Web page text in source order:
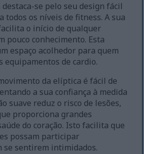
se pelo seu design fácil
todos os níveis de fitness. A sua
o início de qualquer
pouco conhecimento. Esta
espaço acolhedor para quem
equipamentos de cardio.
da elíptica é fácil de
a sua confiança à medida
suave reduz o risco de lesões,
proporciona grandes
do coração. Isto facilita que
possam participar
se sentirem intimidados.